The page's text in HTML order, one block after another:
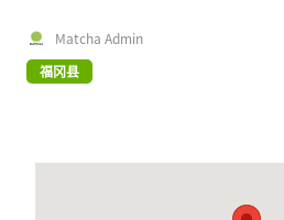
Matcha Admin
福冈县